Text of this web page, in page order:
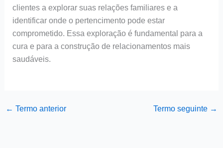
clientes a explorar suas relações familiares e a
identificar onde o pertencimento pode estar
comprometido. Essa exploração é fundamental para a
cura e para a construção de relacionamentos mais
saudáveis.
← Termo anterior Termo seguinte →